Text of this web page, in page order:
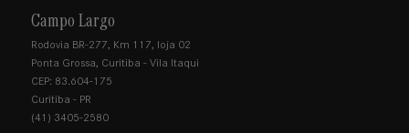
Campo Largo
Rodovia BR-277, Km 117, loja 02
Ponta Grossa, Curitiba - Vila Itaqui
CEP: 83.604-175
Curitiba - PR
(41) 3405-2580